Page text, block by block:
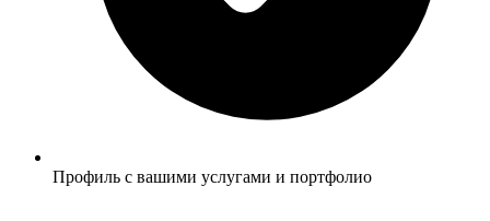
Профиль с вашими услугами и портфолио